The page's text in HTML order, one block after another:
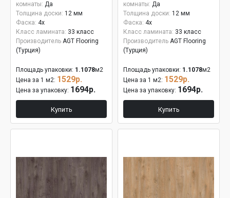
комнаты: Да
Толщина доски: 12 мм
Фаска: 4x
Класс ламината: 33 класс
Производитель AGT Flooring
(Турция)
Площадь упаковки: 1.1078м2
Цена за 1 м2: 1529р.
Цена за упаковку: 1694р.
Купить
комнаты: Да
Толщина доски: 12 мм
Фаска: 4x
Класс ламината: 33 класс
Производитель AGT Flooring
(Турция)
Площадь упаковки: 1.1078м2
Цена за 1 м2: 1529р.
Цена за упаковку: 1694р.
Купить